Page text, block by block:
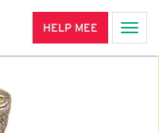
HELP MEE